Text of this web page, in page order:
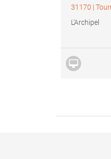
31170 |
L'Archipel
